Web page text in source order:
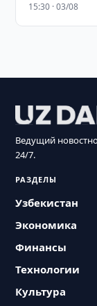
15:30 · 03/08
Ведущий
24/7.
РАЗДЕЛЫ
Узбекистан
Экономика
Финансы
Технологии
Культура